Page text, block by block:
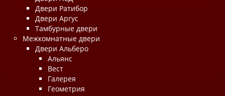
Двери Ратибор
Двери Аргус
Тамбурные двери
Межкомнатные двери
Двери Альберо
Альянс
Вест
Галерея
Геометрия